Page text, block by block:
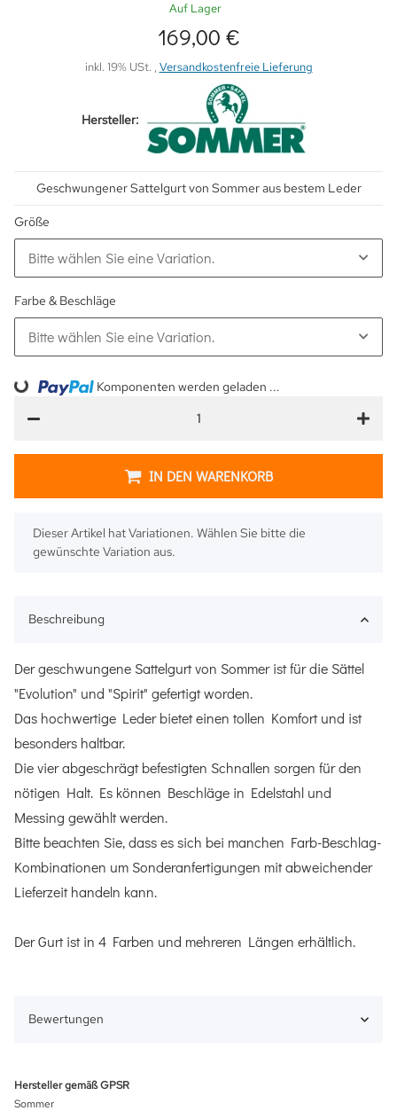
Auf Lager
169,00 €
inkl. 19% USt. ,Versandkostenfreie Lieferung
Hersteller:
Geschwungener Sattelgurt von Sommer aus bestem Leder
Größe
Bitte wählen Sie eine Variation.
Farbe & Beschläge
Bitte wählen Sie eine Variation.
IN DEN WARENKORB
Loading... Komponenten werden geladen ...
x
Dieser Artikel hat Variationen. Wählen Sie bitte die
gewünschte Variation aus.
Beschreibung
Der geschwungene Sattelgurt von Sommer ist für die Sättel
"Evolution" und "Spirit" gefertigt worden.
Das hochwertige Leder bietet einen tollen Komfort und ist
besonders haltbar.
Die vier abgeschrägt befestigten Schnallen sorgen für den
nötigen Halt. Es können Beschläge in Edelstahl und
Messing gewählt werden.
Bitte beachten Sie, dass es sich bei manchen Farb-Beschlag-
Kombinationen um Sonderanfertigungen mit abweichender
Lieferzeit handeln kann.
Der Gurt ist in 4 Farben und mehreren Längen erhältlich.
Bewertungen
Hersteller gemäß GPSR
Sommer